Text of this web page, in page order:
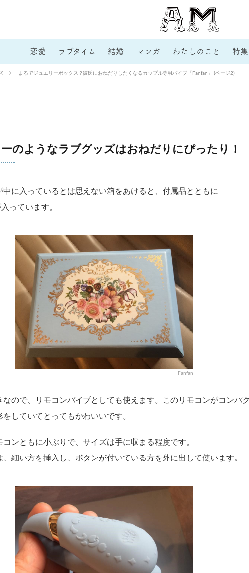
恋愛 ラブタイム 結婚 マンガ わたしのこと 特集
まるでジュエリーボックス？彼氏におねだりしたくなるカップル専用バイブ「Fanfan」 (ページ2)
のようなラブグッズはおねだりにぴったり！
中に入っているとは思えない箱をあけると、付属品とともに
入っています。
Fanfan
なので、リモコンバイブとしても使えます。このリモコンがコンパク
をしていてとってもかわいいです。
コンともに小ぶりで、サイズは手に収まる程度です。
、細い方を挿入し、ボタンが付いている方を外に出して使います。